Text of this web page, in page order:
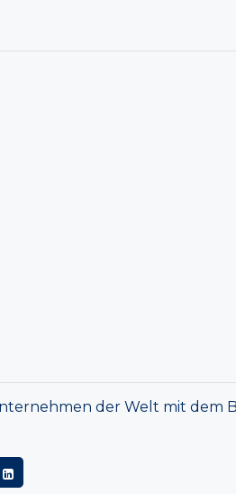
der Welt mit dem